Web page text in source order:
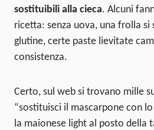
sostituibili alla cieca. Alcuni
ricetta: senza uova, una frolla si
glutine, certe paste lievitate
consistenza.
Certo, sul web si trovano mille
“sostituisci il mascarpone con
la maionese light al posto della